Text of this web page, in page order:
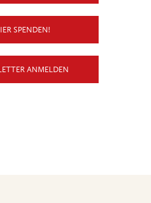
SPENDEN!
ANMELDEN